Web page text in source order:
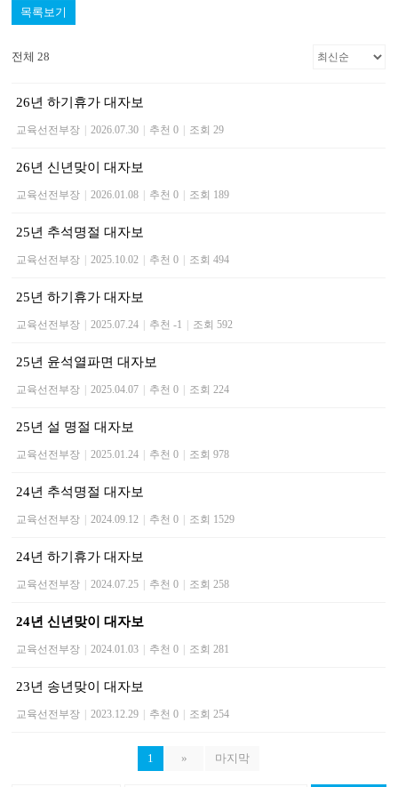
목록보기
전체 28
26년 하기휴가 대자보
교육선전부장 | 2026.07.30 | 추천 0 | 조회 29
26년 신년맞이 대자보
교육선전부장 | 2026.01.08 | 추천 0 | 조회 189
25년 추석명절 대자보
교육선전부장 | 2025.10.02 | 추천 0 | 조회 494
25년 하기휴가 대자보
교육선전부장 | 2025.07.24 | 추천 -1 | 조회 592
25년 윤석열파면 대자보
교육선전부장 | 2025.04.07 | 추천 0 | 조회 224
25년 설 명절 대자보
교육선전부장 | 2025.01.24 | 추천 0 | 조회 978
24년 추석명절 대자보
교육선전부장 | 2024.09.12 | 추천 0 | 조회 1529
24년 하기휴가 대자보
교육선전부장 | 2024.07.25 | 추천 0 | 조회 258
24년 신년맞이 대자보
교육선전부장 | 2024.01.03 | 추천 0 | 조회 281
23년 송년맞이 대자보
교육선전부장 | 2023.12.29 | 추천 0 | 조회 254
1 » 마지막